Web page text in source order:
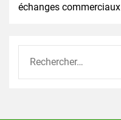
échanges commerciaux